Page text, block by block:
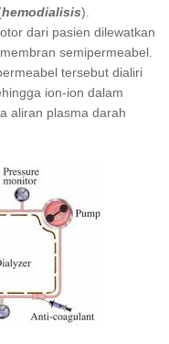
hemodialisis).
dari pasien dilewatkan
semipermeabel.
tersebut dialiri
ion-ion dalam
aliran plasma darah